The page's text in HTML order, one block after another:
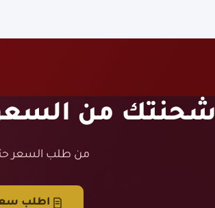
شحنتك من
من طلب السعر
اطلب